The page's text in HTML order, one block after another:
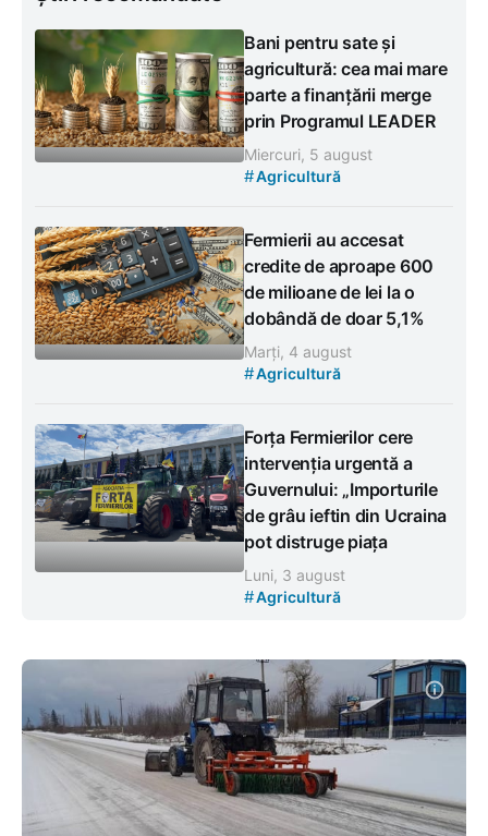
Bani pentru sate și
agricultură: cea mai mare
parte a finanțării merge
prin Programul LEADER
Miercuri, 5 august
#Agricultură
Fermierii au accesat
credite de aproape 600
de milioane de lei la o
dobândă de doar 5,1%
Marți, 4 august
#Agricultură
Forța Fermierilor cere
intervenția urgentă a
Guvernului: „Importurile
de grâu ieftin din Ucraina
pot distruge piața
Luni, 3 august
#Agricultură